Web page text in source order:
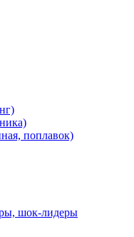
поплавок)
шок-лидеры